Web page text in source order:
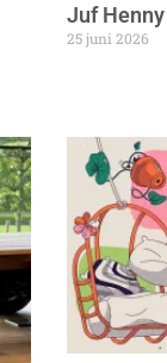
Juf
25 juni 2026